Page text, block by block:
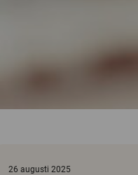
26 augusti 2025